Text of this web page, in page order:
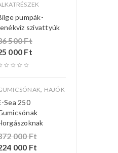
,
pumpák-
szivattyúk
500Ft
000 Ft
, HAJÓK
Sea 250
000Ft
000 Ft